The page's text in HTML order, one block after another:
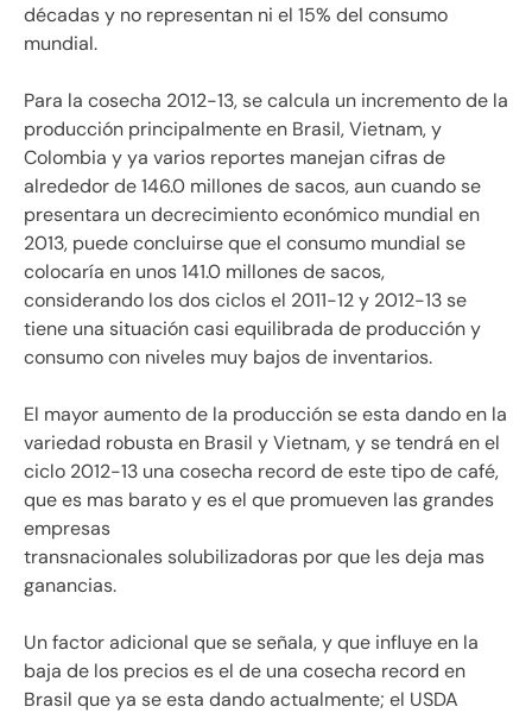
décadas y no representan ni el 15% del consumo
mundial.
Para la cosecha 2012-13, se calcula un incremento de la
producción principalmente en Brasil, Vietnam, y
Colombia y ya varios reportes manejan cifras de
alrededor de 146.0 millones de sacos, aun cuando se
presentara un decrecimiento económico mundial en
2013, puede concluirse que el consumo mundial se
colocaría en unos 141.0 millones de sacos,
considerando los dos ciclos el 2011-12 y 2012-13 se
tiene una situación casi equilibrada de producción y
consumo con niveles muy bajos de inventarios.
El mayor aumento de la producción se esta dando en la
variedad robusta en Brasil y Vietnam, y se tendrá en el
ciclo 2012-13 una cosecha record de este tipo de café,
que es mas barato y es el que promueven las grandes
empresas
transnacionales solubilizadoras por que les deja mas
ganancias.
Un factor adicional que se señala, y que influye en la
baja de los precios es el de una cosecha record en
Brasil que ya se esta dando actualmente; el USDA